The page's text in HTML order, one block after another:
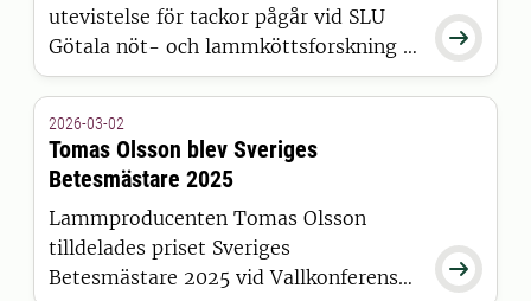

utevistelse för tackor pågår vid SLU
Götala nöt- och lammköttsforskning i
Skara.

2026-03-02
Tomas Olsson blev Sveriges
Betesmästare 2025
Lammproducenten Tomas Olsson
tilldelades priset Sveriges
Betesmästare 2025 vid Vallkonferensen